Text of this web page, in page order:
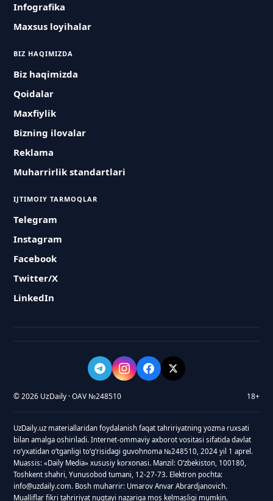
Infografika
Maxsus loyihalar
BIZ HAQIMIZDA
Biz haqimizda
Qoidalar
Maxfiylik
Bizning ilovalar
Reklama
Muharrirlik standartlari
IJTIMOIY TARMOQLAR
Telegram
Instagram
Facebook
Twitter/X
LinkedIn
© 2026 UzDaily · OAV №248510 18+
UzDaily.uz materiallaridan foydalanish faqat tahririyatning yozma ruxsati
bilan amalga oshiriladi. Internet-ommaviy axborot vositasi sifatida davlat
roʻyxatidan oʻtganligi toʻgʻrisidagi guvohnoma №248510, 2024 yil 1 aprel.
Muassis: «Daily Media» xususiy korxonasi. Manzil: Oʻzbekiston, 100180,
Toshkent shahri, Yunusobod tumani, 12-27-73. Elektron pochta:
info@uzdaily.com. Bosh muharrir: Umarov Anvar Abrardjanovich.
Mualliflar fikri tahririyat nuqtayi nazariga mos kelmasligi mumkin.